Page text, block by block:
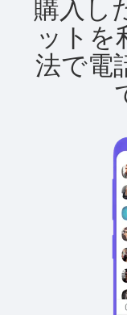
購入し
ットを
法で電